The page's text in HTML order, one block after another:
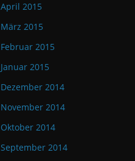
April 2015
März 2015
Februar 2015
Januar 2015
Dezember 2014
November 2014
Oktober 2014
September 2014